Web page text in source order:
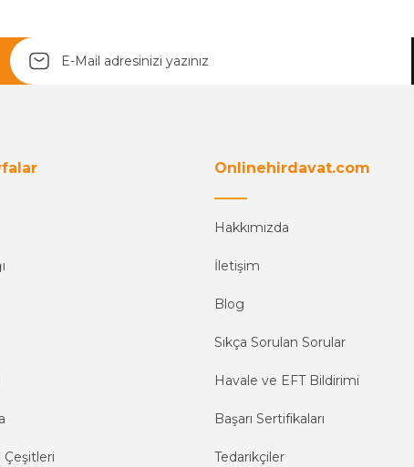
Yetkiliye Gönder
Çeşitleri
Onlinehirdavat.com
Hakkımızda
İletişim
Blog
Sıkça Sorulan Sorular
Havale ve EFT Bildirimi
Başarı Sertifikaları
Tedarikçiler